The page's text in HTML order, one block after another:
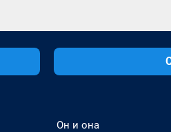
Он и она